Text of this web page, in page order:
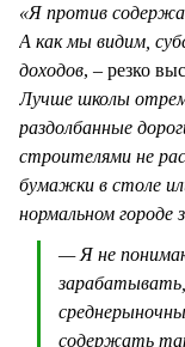
«Я против
А как мы видим,
доходов, – резко
Лучше школы
раздолбанные
строителями не
бумажки в столе
нормальном городе
— Я не
содержать